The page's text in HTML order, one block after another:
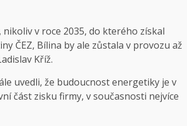
v roce 2035, do kterého získal
ČEZ, Bílina by ale zůstala v provozu až
Kříž.
uvedli, že budoucnost energetiky je v
část zisku firmy, v současnosti nejvíce